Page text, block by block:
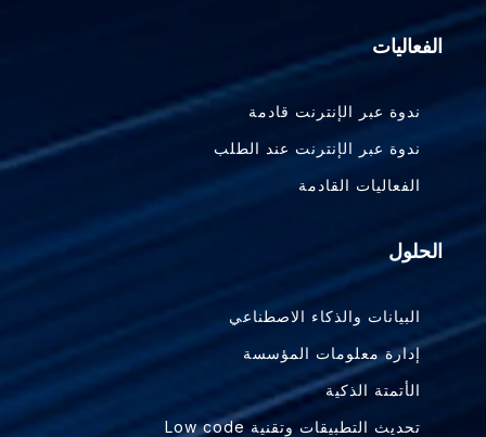
الفعاليات
ندوة عبر الإنترنت قادمة
ندوة عبر الإنترنت عند الطلب
الفعاليات القادمة
الحلول
البيانات والذكاء الاصطناعي
إدارة معلومات المؤسسة
الأتمتة الذكية
تحديث التطبيقات وتقنية Low code